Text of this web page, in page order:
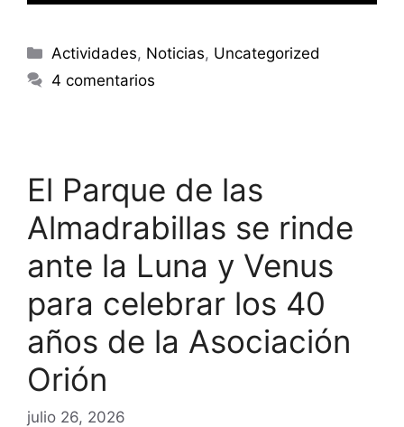
Categorías
Actividades, Noticias, Uncategorized
4 comentarios
El Parque de las
Almadrabillas se rinde
ante la Luna y Venus
para celebrar los 40
años de la Asociación
Orión
julio 26, 2026